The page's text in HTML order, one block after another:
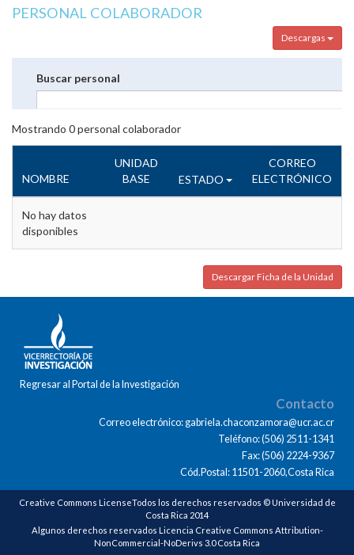
PERSONAL COLABORADOR
Descargas
Buscar personal
Mostrando 0personal colaborador
NOMBRE
UNIDAD
BASE
ESTADO
CORREO
ELECTRÓNICO
No hay datos
disponibles
Descargar Ficha de la Unidad
Regresar al Portal de la Investigación
Contacto
Correo electrónico: gabriela.chaconzamora@ucr.ac.cr
Teléfono: (506) 2511-1341
Fax: (506) 2224-9367
Cód.Postal: 11501-2060,Costa Rica
Creative Commons LicenseTodos los derechos reservados © Universidad de
Costa Rica 2014
Algunos derechos reservados Licencia Creative Commons Attribution-
NonCommercial-NoDerivs 3.0 Costa Rica